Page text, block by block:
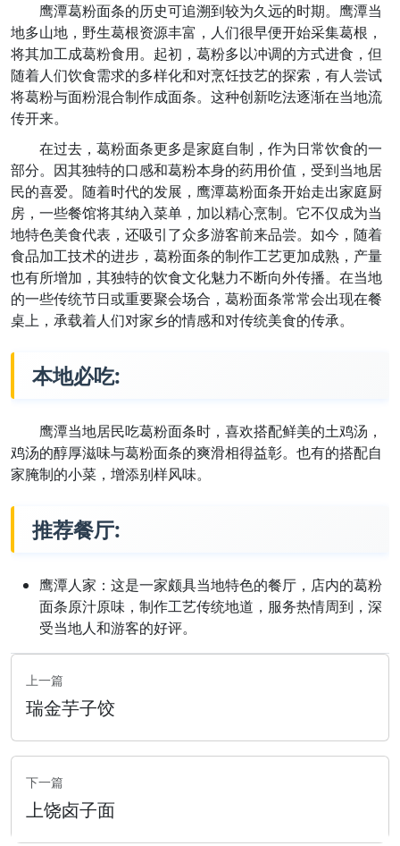
鹰潭葛粉面条的历史可追溯到较为久远的时期。鹰潭当
地多山地，野生葛根资源丰富，人们很早便开始采集葛根，
将其加工成葛粉食用。起初，葛粉多以冲调的方式进食，但
随着人们饮食需求的多样化和对烹饪技艺的探索，有人尝试
将葛粉与面粉混合制作成面条。这种创新吃法逐渐在当地流
传开来。
在过去，葛粉面条更多是家庭自制，作为日常饮食的一
部分。因其独特的口感和葛粉本身的药用价值，受到当地居
民的喜爱。随着时代的发展，鹰潭葛粉面条开始走出家庭厨
房，一些餐馆将其纳入菜单，加以精心烹制。它不仅成为当
地特色美食代表，还吸引了众多游客前来品尝。如今，随着
食品加工技术的进步，葛粉面条的制作工艺更加成熟，产量
也有所增加，其独特的饮食文化魅力不断向外传播。在当地
的一些传统节日或重要聚会场合，葛粉面条常常会出现在餐
桌上，承载着人们对家乡的情感和对传统美食的传承。
本地必吃:
鹰潭当地居民吃葛粉面条时，喜欢搭配鲜美的土鸡汤，
鸡汤的醇厚滋味与葛粉面条的爽滑相得益彰。也有的搭配自
家腌制的小菜，增添别样风味。
推荐餐厅:
鹰潭人家：这是一家颇具当地特色的餐厅，店内的葛粉
面条原汁原味，制作工艺传统地道，服务热情周到，深
受当地人和游客的好评。
上一篇
瑞金芋子饺
下一篇
上饶卤子面